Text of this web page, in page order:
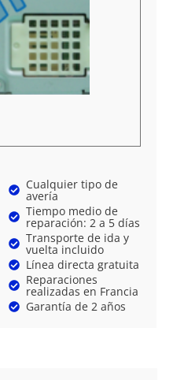
Cualquier tipo de
avería
Tiempo medio de
reparación: 2 a 5 días
Transporte de ida y
vuelta incluido
Línea directa gratuita
Reparaciones
realizadas en Francia
Garantía de 2 años